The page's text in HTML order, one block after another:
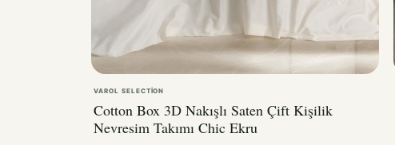
VAROL SELECTION
Cotton Box 3D Nakışlı Saten Çift Kişilik
Nevresim Takımı Chic Ekru
5.700,00TL